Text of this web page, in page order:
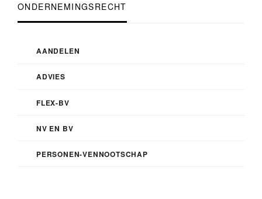
ONDERNEMINGSRECHT
AANDELEN
ADVIES
FLEX-BV
NV EN BV
PERSONEN-VENNOOTSCHAP